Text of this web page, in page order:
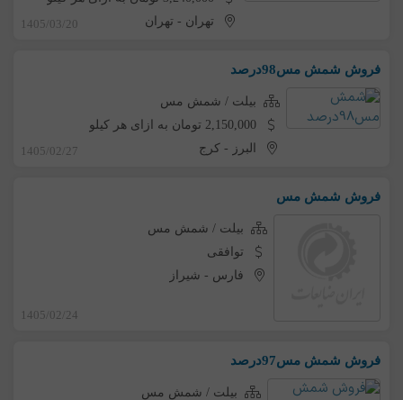
تهران - تهران 1405/03/20
فروش شمش مس98درصد
بیلت / شمش مس
2,150,000 تومان به ازای هر کیلو
البرز - کرج 1405/02/27
فروش شمش مس
بیلت / شمش مس
توافقی
فارس - شیراز
1405/02/24
فروش شمش مس97درصد
بیلت / شمش مس